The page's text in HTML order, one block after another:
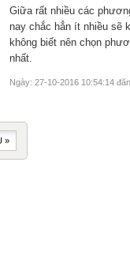
Giữa rất nhiều các
nay chắc hẳn ít nhiều sẽ
không biết nên chọn
nhất.
Ngày: 27-10-2016 10:54:14
»